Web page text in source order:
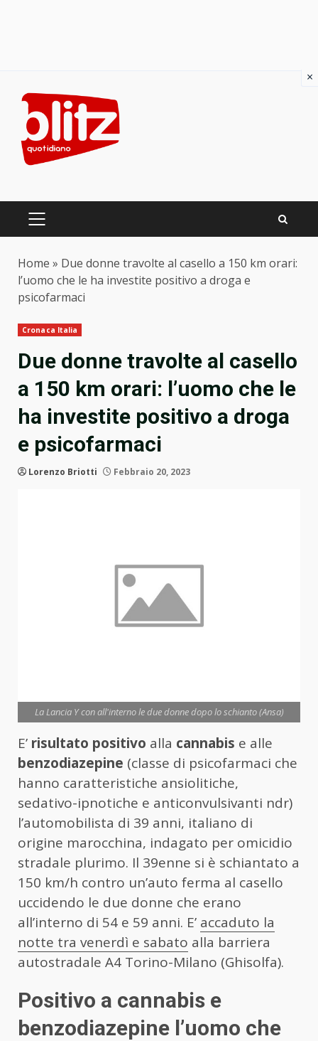
content
PRIMARY
Home » Due donne travolte al casello a 150 km orari:
l’uomo che le ha investite positivo a droga e
psicofarmaci
Cronaca Italia
Due donne travolte al casello
a 150 km orari: l’uomo che le
ha investite positivo a droga
e psicofarmaci
Lorenzo Briotti Febbraio 20, 2023
La Lancia Y con all'interno le due donne dopo lo schianto (Ansa)
E’ risultato positivo alla cannabis e alle
benzodiazepine (classe di psicofarmaci che
hanno caratteristiche ansiolitiche,
sedativo-ipnotiche e anticonvulsivanti ndr)
l’automobilista di 39 anni, italiano di
origine marocchina, indagato per omicidio
stradale plurimo. Il 39enne si è schiantato a
150 km/h contro un’auto ferma al casello
uccidendo le due donne che erano
all’interno di 54 e 59 anni. E’ accaduto la
notte tra venerdì e sabato alla barriera
autostradale A4 Torino-Milano (Ghisolfa).
Positivo a cannabis e
benzodiazepine l’uomo che
×